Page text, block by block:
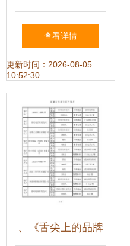
南京红山创意工厂
产业园 赋能品牌创
新与保护
查看详情
更新时间：2026-08-05
10:52:30
、《舌尖上的品牌